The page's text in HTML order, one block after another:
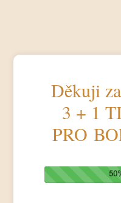
Děkuji
3 + 1
PRO